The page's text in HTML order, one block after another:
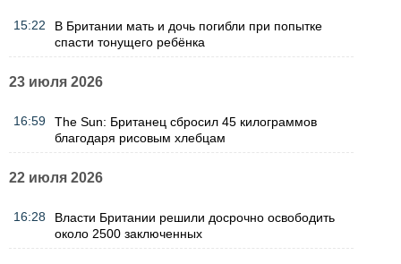
15:22
В Британии мать и дочь погибли при попытке
спасти тонущего ребёнка
23 июля 2026
16:59
The Sun: Британец сбросил 45 килограммов
благодаря рисовым хлебцам
22 июля 2026
16:28
Власти Британии решили досрочно освободить
около 2500 заключенных